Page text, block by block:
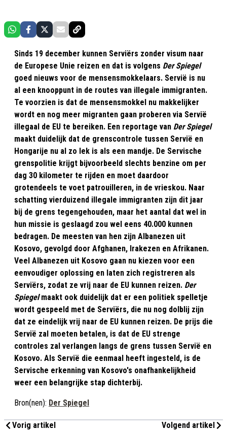
Sinds 19 december kunnen Serviërs zonder visum naar
de Europese Unie reizen en dat is volgens Der Spiegel
goed nieuws voor de mensensmokkelaars. Servië is nu
al een knooppunt in de routes van illegale immigranten.
Te voorzien is dat de mensensmokkel nu makkelijker
wordt en nog meer migranten gaan proberen via Servië
illegaal de EU te bereiken. Een reportage van Der Spiegel
maakt duidelijk dat de grenscontrole tussen Servië en
Hongarije nu al zo lek is als een mandje. De Servische
grenspolitie krijgt bijvoorbeeld slechts benzine om per
dag 30 kilometer te rijden en moet daardoor
grotendeels te voet patrouilleren, in de vrieskou. Naar
schatting vierduizend illegale immigranten zijn dit jaar
bij de grens tegengehouden, maar het aantal dat wel in
hun missie is geslaagd zou wel eens 40.000 kunnen
bedragen. De meesten van hen zijn Albanezen uit
Kosovo, gevolgd door Afghanen, Irakezen en Afrikanen.
Veel Albanezen uit Kosovo gaan nu kiezen voor een
eenvoudiger oplossing en laten zich registreren als
Serviërs, zodat ze vrij naar de EU kunnen reizen. Der
Spiegelmaakt ook duidelijk dat er een politiek spelletje
wordt gespeeld met de Serviërs, die nu nog dolblij zijn
dat ze eindelijk vrij naar de EU kunnen reizen. De prijs die
Servië zal moeten betalen, is dat de EU strenge
controles zal verlangen langs de grens tussen Servië en
Kosovo. Als Servië die eenmaal heeft ingesteld, is de
Servische erkenning van Kosovo's onafhankelijkheid
weer een belangrijke stap dichterbij.
Bron(nen): Der Spiegel
Vorig artikel
Volgend artikel